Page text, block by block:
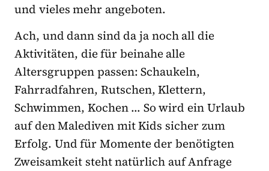
und vieles mehr angeboten.
Ach, und dann sind da ja noch all die
Aktivitäten, die für beinahe alle
Altersgruppen passen: Schaukeln,
Fahrradfahren, Rutschen, Klettern,
Schwimmen, Kochen … So wird ein Urlaub
auf den Malediven mit Kids sicher zum
Erfolg. Und für Momente der benötigten
Zweisamkeit steht natürlich auf Anfrage